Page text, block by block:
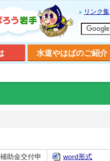
リンク集
水道やはばのご紹介
助金交付申
word形式